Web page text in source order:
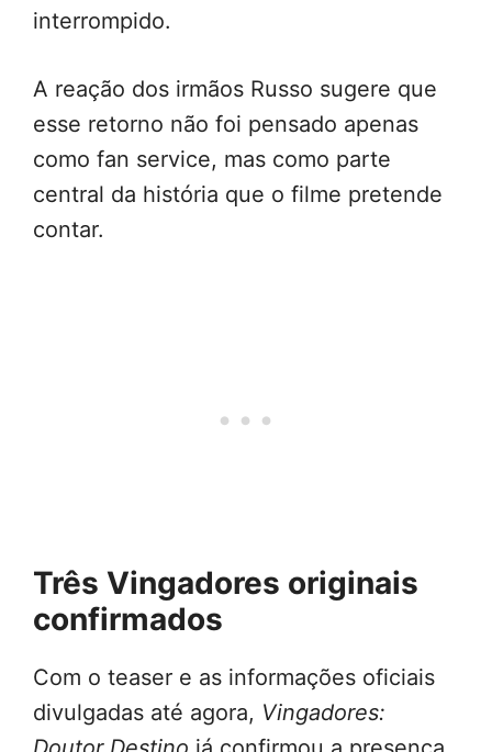
interrompido.
A reação dos irmãos Russo sugere que
esse retorno não foi pensado apenas
como fan service, mas como parte
central da história que o filme pretende
contar.
Três Vingadores originais
confirmados
Com o teaser e as informações oficiais
divulgadas até agora, Vingadores: